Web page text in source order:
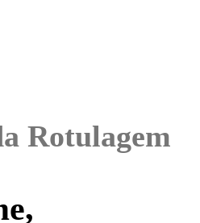
Rotulagem